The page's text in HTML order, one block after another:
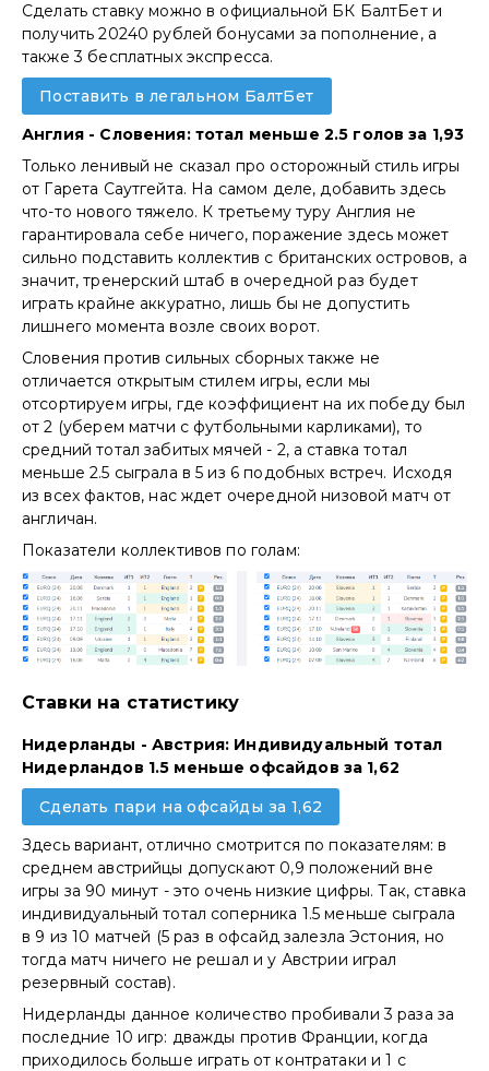
Сделать ставку можно в официальной БК БалтБет и
получить 20240 рублей бонусами за пополнение, а
также 3 бесплатных экспресса.
Поставить в легальном БалтБет
Англия - Словения: тотал меньше 2.5 голов за 1,93
Только ленивый не сказал про осторожный стиль игры
от Гарета Саутгейта. На самом деле, добавить здесь
что-то нового тяжело. К третьему туру Англия не
гарантировала себе ничего, поражение здесь может
сильно подставить коллектив с британских островов, а
значит, тренерский штаб в очередной раз будет
играть крайне аккуратно, лишь бы не допустить
лишнего момента возле своих ворот.
Словения против сильных сборных также не
отличается открытым стилем игры, если мы
отсортируем игры, где коэффициент на их победу был
от 2 (уберем матчи с футбольными карликами), то
средний тотал забитых мячей - 2, а ставка тотал
меньше 2.5 сыграла в 5 из 6 подобных встреч. Исходя
из всех фактов, нас ждет очередной низовой матч от
англичан.
Показатели коллективов по голам:
Ставки на статистику
Нидерланды - Австрия: Индивидуальный тотал
Нидерландов 1.5 меньше офсайдов за 1,62
Сделать пари на офсайды за 1,62
Здесь вариант, отлично смотрится по показателям: в
среднем австрийцы допускают 0,9 положений вне
игры за 90 минут - это очень низкие цифры. Так, ставка
индивидуальный тотал соперника 1.5 меньше сыграла
в 9 из 10 матчей (5 раз в офсайд залезла Эстония, но
тогда матч ничего не решал и у Австрии играл
резервный состав).
Нидерланды данное количество пробивали 3 раза за
последние 10 игр: дважды против Франции, когда
приходилось больше играть от контратаки и 1 с